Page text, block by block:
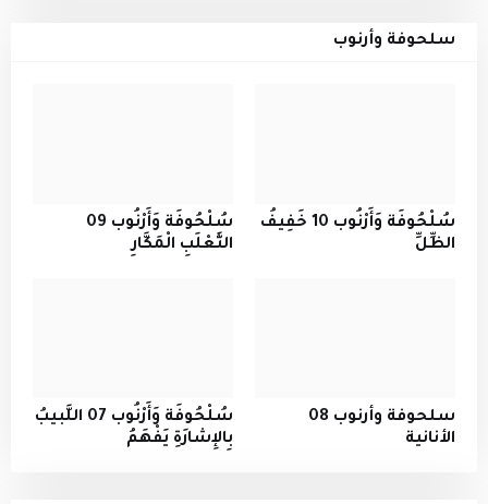
سلحوفة وأرنوب
سُلْحُوفَة وَأَرْنُوب 10 خَفِيفُ
الظِّلِّ
سُلْحُوفَة وَأَرْنُوب 09
الثَّعْلَبِ الْمَكَّارِ
سلحوفة وأرنوب 08
الأنانية
سُلْحُوفَة وَأَرْنُوب 07 اللَّبيبُ
بِالإِشارَةِ يَفْهَمُ